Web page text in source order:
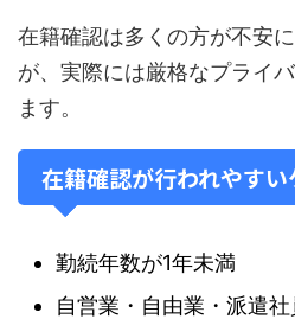
在籍確認は多くの方が不安
が、実際には厳格なプライ
ます。
在籍確認が行われやすい
勤続年数が1年未満
自営業・自由業・派遣